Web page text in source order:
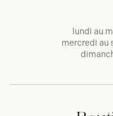
lundi au
mercredi au